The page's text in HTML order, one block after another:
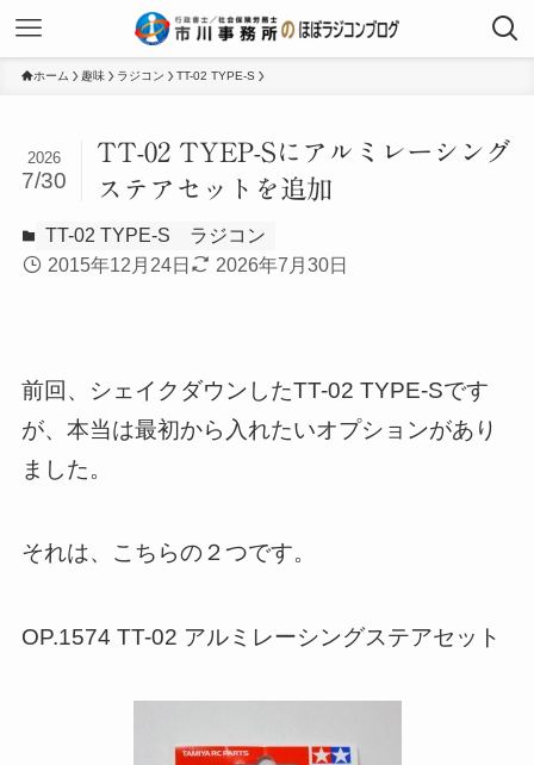
ホーム 趣味 ラジコン TT-02 TYPE-S
TT-02 TYEP-Sにアルミレーシング
ステアセットを追加
2026
7/30
TT-02 TYPE-S
ラジコン
2015年12月24日
2026年7月30日
前回、シェイクダウンしたTT-02 TYPE-Sです
が、本当は最初から入れたいオプションがあり
ました。
それは、こちらの２つです。
OP.1574 TT-02 アルミレーシングステアセット